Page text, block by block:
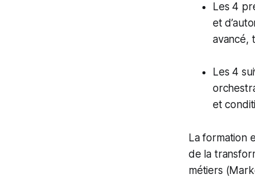
Les 4
et
avancé,
Les 4
et
La formation
de la
métiers